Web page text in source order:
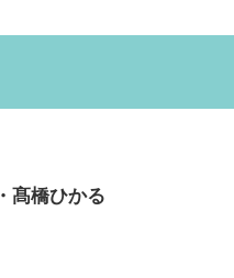
・髙橋ひかる